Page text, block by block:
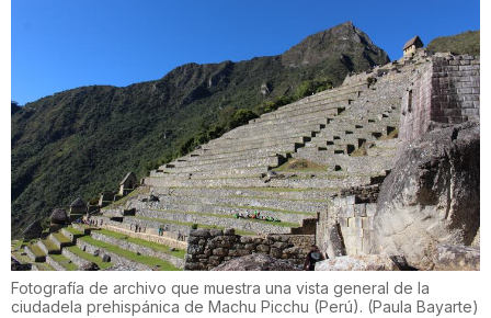
Fotografía de archivo que muestra una vista general de la
ciudadela prehispánica de Machu Picchu (Perú). (Paula Bayarte)